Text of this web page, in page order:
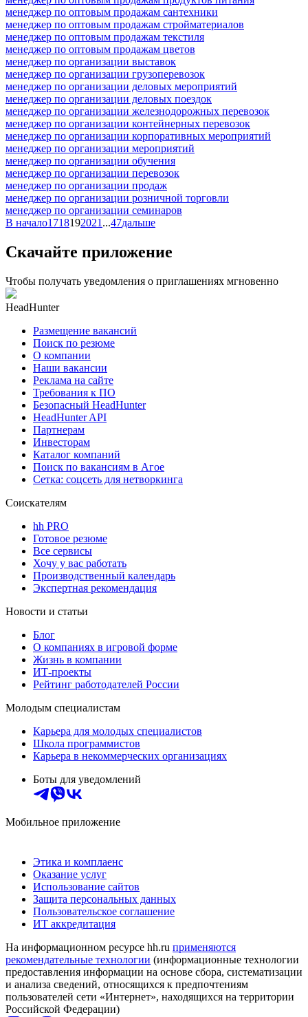
менеджер по оптовым продажам сантехники
менеджер по оптовым продажам стройматериалов
менеджер по оптовым продажам текстиля
менеджер по оптовым продажам цветов
менеджер по организации выставок
менеджер по организации грузоперевозок
менеджер по организации деловых мероприятий
менеджер по организации деловых поездок
менеджер по организации железнодорожных перевозок
менеджер по организации контейнерных перевозок
менеджер по организации корпоративных мероприятий
менеджер по организации мероприятий
менеджер по организации обучения
менеджер по организации перевозок
менеджер по организации продаж
менеджер по организации розничной торговли
менеджер по организации семинаров
В начало1718192021 ...47дальше
Скачайте приложение
Чтобы получать уведомления о приглашениях мгновенно
HeadHunter
Размещение вакансий
Поиск по резюме
О компании
Наши вакансии
Реклама на сайте
Требования к ПО
Безопасный HeadHunter
HeadHunter API
Партнерам
Инвесторам
Каталог компаний
Поиск по вакансиям в Агое
Сетка: соцсеть для нетворкинга
Соискателям
hh PRO
Готовое резюме
Все сервисы
Хочу у вас работать
Производственный календарь
Экспертная рекомендация
Новости и статьи
Блог
О компаниях в игровой форме
Жизнь в компании
ИТ-проекты
Рейтинг работодателей России
Молодым специалистам
Карьера для молодых специалистов
Школа программистов
Карьера в некоммерческих организациях
Боты для уведомлений
Мобильное приложение
Этика и комплаенс
Оказание услуг
Использование сайтов
Защита персональных данных
Пользовательское соглашение
ИТ аккредитация
На информационном ресурсе hh.ru применяются
рекомендательные технологии (информационные технологии
предоставления информации на основе сбора, систематизации
и анализа сведений, относящихся к предпочтениям
пользователей сети «Интернет», находящихся на территории
Российской Федерации)